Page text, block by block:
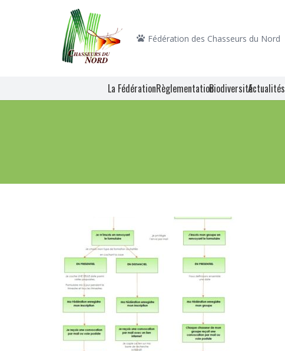
Fédération des Chasseurs du Nord
La FédérationRèglementationBiodiversitéActualités